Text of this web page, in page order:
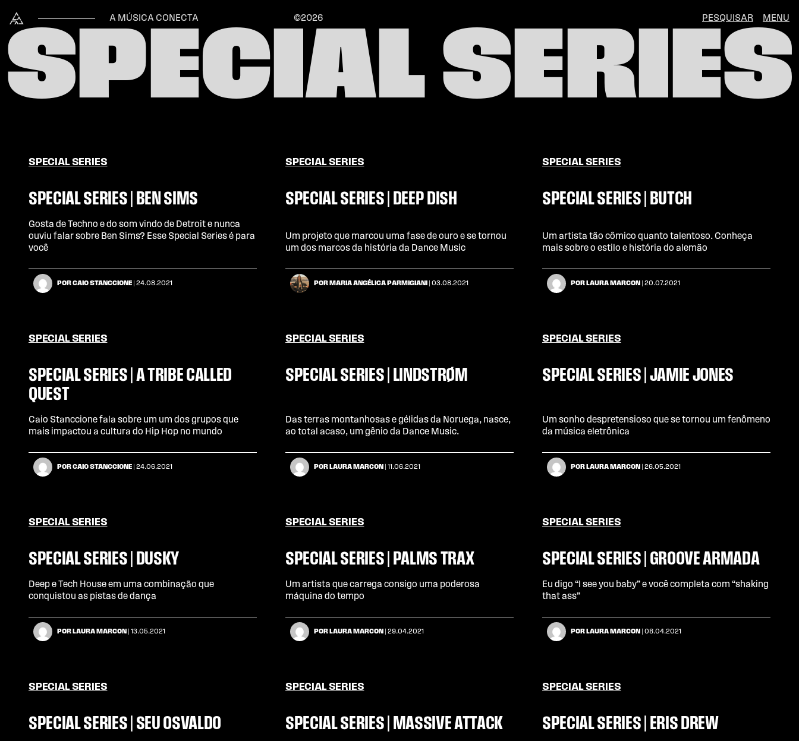
Alataj
A MÚSICA CONECTA ©2026 PESQUISAR MENU
SPECIAL SERIES
SPECIAL SERIES
SPECIAL SERIES | BEN SIMS
Gosta de Techno e do som vindo de Detroit e nunca
ouviu falar sobre Ben Sims? Esse Special Series é para
você
POR CAIO STANCCIONE | 24.08.2021
SPECIAL SERIES
SPECIAL SERIES | DEEP DISH
Um projeto que marcou uma fase de ouro e se tornou
um dos marcos da história da Dance Music
POR MARIA ANGÉLICA PARMIGIANI | 03.08.2021
SPECIAL SERIES
SPECIAL SERIES | BUTCH
Um artista tão cômico quanto talentoso. Conheça
mais sobre o estilo e história do alemão
POR LAURA MARCON | 20.07.2021
SPECIAL SERIES
SPECIAL SERIES | A TRIBE CALLED
QUEST
Caio Stanccione fala sobre um um dos grupos que
mais impactou a cultura do Hip Hop no mundo
POR CAIO STANCCIONE | 24.06.2021
SPECIAL SERIES
SPECIAL SERIES | LINDSTRØM
Das terras montanhosas e gélidas da Noruega, nasce,
ao total acaso, um gênio da Dance Music.
POR LAURA MARCON | 11.06.2021
SPECIAL SERIES
SPECIAL SERIES | JAMIE JONES
Um sonho despretensioso que se tornou um fenômeno
da música eletrônica
POR LAURA MARCON | 26.05.2021
SPECIAL SERIES
SPECIAL SERIES | DUSKY
Deep e Tech House em uma combinação que
conquistou as pistas de dança
POR LAURA MARCON | 13.05.2021
SPECIAL SERIES
SPECIAL SERIES | PALMS TRAX
Um artista que carrega consigo uma poderosa
máquina do tempo
POR LAURA MARCON | 29.04.2021
SPECIAL SERIES
SPECIAL SERIES | GROOVE ARMADA
Eu digo “I see you baby” e você completa com “shaking
that ass”
POR LAURA MARCON | 08.04.2021
SPECIAL SERIES
SPECIAL SERIES | SEU OSVALDO
SPECIAL SERIES
SPECIAL SERIES | MASSIVE ATTACK
SPECIAL SERIES
SPECIAL SERIES | ERIS DREW